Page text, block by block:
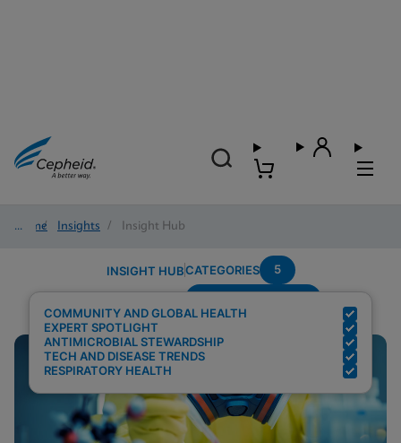
Home/ Insights / Insight Hub
INSIGHT HUBCATEGORIES 5
COMMUNITY AND GLOBAL HEALTH
EXPERT SPOTLIGHT
ANTIMICROBIAL STEWARDSHIP
TECH AND DISEASE TRENDS
RESPIRATORY HEALTH